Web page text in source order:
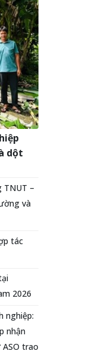
dột
TNUT –
và
tác
2026
nghiệp:
nhận
trao